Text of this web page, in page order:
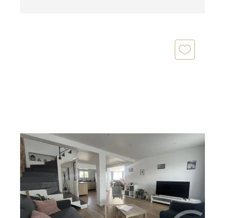
LA VARENNE ST HILAIRE 94
92,75 m2, 5 pièces
Ref : 16004
Appartement Duplex à vendre
535 000 €